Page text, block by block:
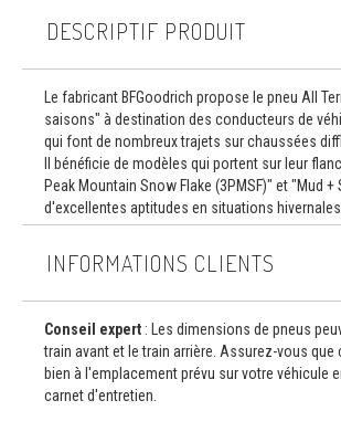
DESCRIPTIF PRODUIT
Le fabricant BFGoodrich propose le pneu All
saisons" à destination des conducteurs de
qui font de nombreux trajets sur chaussées
Il bénéficie de modèles qui portent sur leur
Peak Mountain Snow Flake (3PMSF)" et "Mud
d'excellentes aptitudes en situations hivernales.
INFORMATIONS CLIENTS
Conseil expert : Les dimensions de pneus
train avant et le train arrière. Assurez-vous que
bien à l'emplacement prévu sur votre véhicule
carnet d'entretien.